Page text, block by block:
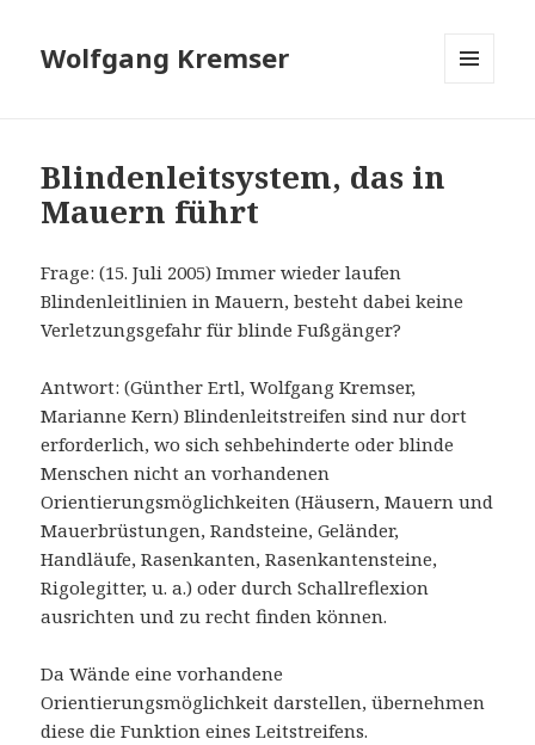
Wolfgang Kremser
Blindenleitsystem, das in
Mauern führt
Frage: (15. Juli 2005) Immer wieder laufen
Blindenleitlinien in Mauern, besteht dabei keine
Verletzungsgefahr für blinde Fußgänger?
Antwort: (Günther Ertl, Wolfgang Kremser,
Marianne Kern) Blindenleitstreifen sind nur dort
erforderlich, wo sich sehbehinderte oder blinde
Menschen nicht an vorhandenen
Orientierungsmöglichkeiten (Häusern, Mauern und
Mauerbrüstungen, Randsteine, Geländer,
Handläufe, Rasenkanten, Rasenkantensteine,
Rigolegitter, u. a.) oder durch Schallreflexion
ausrichten und zu recht finden können.
Da Wände eine vorhandene
Orientierungsmöglichkeit darstellen, übernehmen
diese die Funktion eines Leitstreifens.